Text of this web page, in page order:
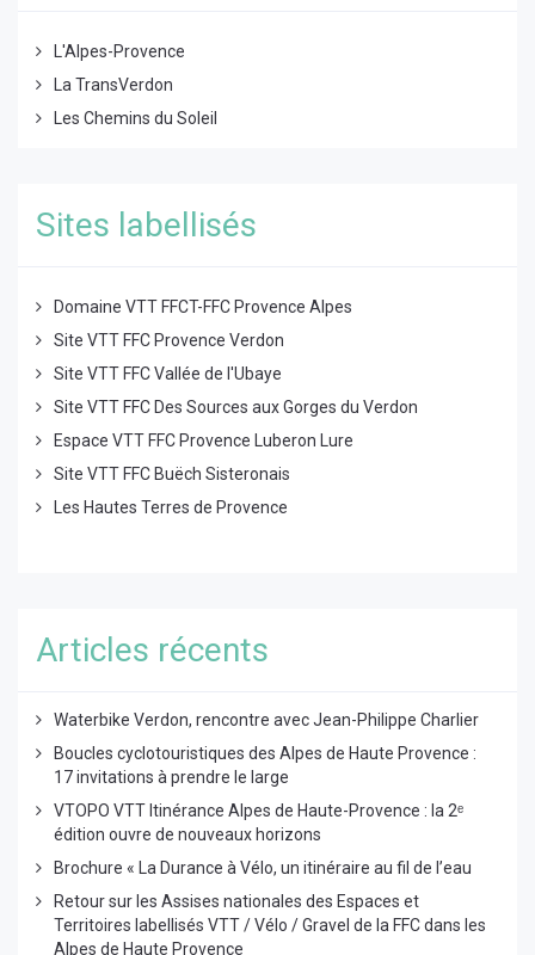
L'Alpes-Provence
La TransVerdon
Les Chemins du Soleil
Sites labellisés
Domaine VTT FFCT-FFC Provence Alpes
Site VTT FFC Provence Verdon
Site VTT FFC Vallée de l'Ubaye
Site VTT FFC Des Sources aux Gorges du Verdon
Espace VTT FFC Provence Luberon Lure
Site VTT FFC Buëch Sisteronais
Les Hautes Terres de Provence
Articles récents
Waterbike Verdon, rencontre avec Jean-Philippe Charlier
Boucles cyclotouristiques des Alpes de Haute Provence :
17 invitations à prendre le large
VTOPO VTT Itinérance Alpes de Haute-Provence : la 2ᵉ
édition ouvre de nouveaux horizons
Brochure « La Durance à Vélo, un itinéraire au fil de l’eau
Retour sur les Assises nationales des Espaces et
Territoires labellisés VTT / Vélo / Gravel de la FFC dans les
Alpes de Haute Provence